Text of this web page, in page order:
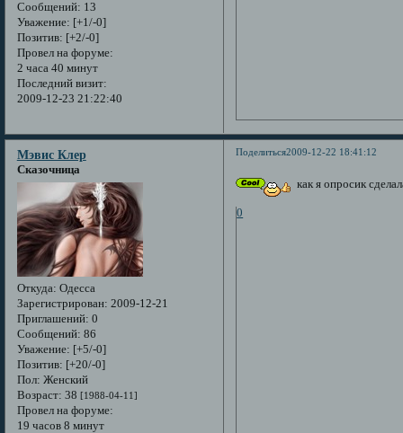
Сообщений: 13
Уважение: [+1/-0]
Позитив: [+2/-0]
Провел на форуме:
2 часа 40 минут
Последний визит:
2009-12-23 21:22:40
Поделиться2009-12-22 18:41:12
Мэвис Клер
Сказочница
Откуда: Одесса
Зарегистрирован: 2009-12-21
Приглашений: 0
Сообщений: 86
Уважение: [+5/-0]
Позитив: [+20/-0]
Пол: Женский
Возраст: 38 [1988-04-11]
Провел на форуме:
19 часов 8 минут
как я опросик
0